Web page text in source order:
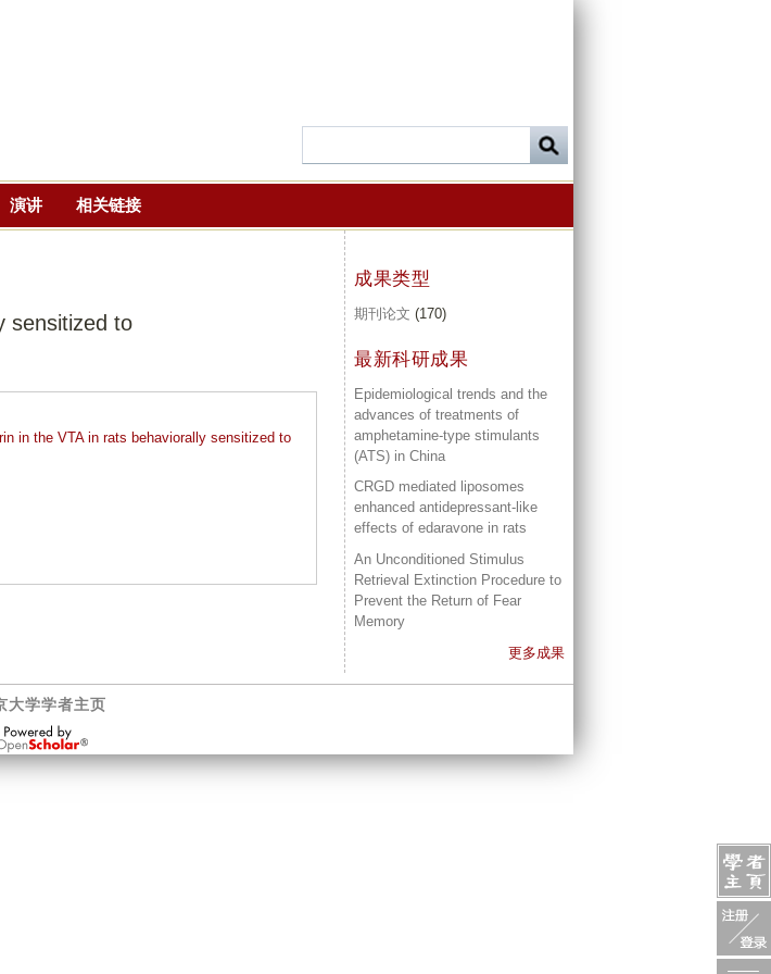
演讲 相关链接
sensitized to
in the VTA in rats behaviorally sensitized to
成果类型
期刊论文 (170)
最新科研成果
Epidemiological trends and the
advances of treatments of
amphetamine-type stimulants
(ATS) in China
CRGD mediated liposomes
enhanced antidepressant-like
effects of edaravone in rats
An Unconditioned Stimulus
Retrieval Extinction Procedure to
Prevent the Return of Fear
Memory
更多成果
大学学者主页